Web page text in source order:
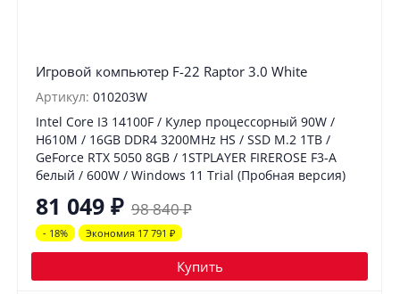
Игровой компьютер F-22 Raptor 3.0 White
Артикул: 010203W
Intel Core I3 14100F / Кулер процессорный 90W /
H610M / 16GB DDR4 3200MHz HS / SSD M.2 1TB /
GeForce RTX 5050 8GB / 1STPLAYER FIREROSE F3-A
белый / 600W / Windows 11 Trial (Пробная версия)
81 049 ₽ 98 840₽
- 18% Экономия 17 791 ₽
Купить